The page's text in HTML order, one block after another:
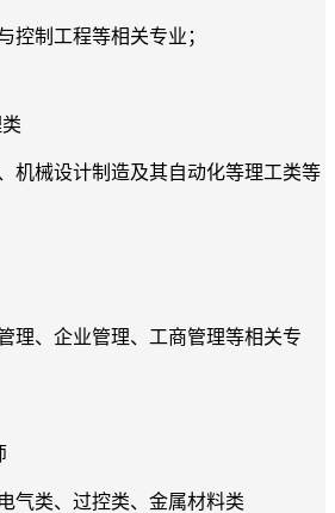
控制工程等相关专业；
机械设计制造及其自动化等理工类等
理、企业管理、工商管理等相关专
气类、过控类、金属材料类